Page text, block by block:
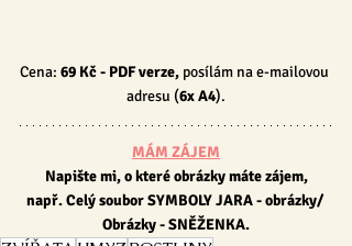
Cena: 69 Kč - PDF verze, posílám na e-mailovou
adresu (6x A4).
MÁM ZÁJEM
Napište mi, o které obrázky máte zájem,
např. Celý soubor SYMBOLY JARA - obrázky/
Obrázky - SNĚŽENKA.